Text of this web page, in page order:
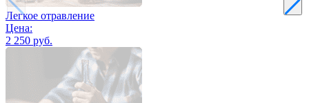
Легкое отравление
Цена:
2 250 руб.